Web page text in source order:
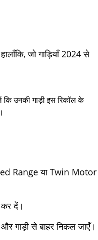
जो गाड़ियाँ 2024 से
कि उनकी गाड़ी इस रिकॉल के
Range या Twin Motor
कर दें।
गाड़ी से बाहर निकल जाएँ।